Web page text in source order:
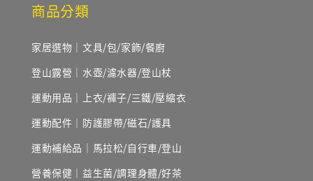
商品分類
家居選物｜文具/包/家飾/餐廚
登山露營｜水壺/濾水器/登山杖
運動用品｜上衣/褲子/三鐵/壓縮衣
運動配件｜防護膠帶/磁石/護具
運動補給品｜馬拉松/自行車/登山
營養保健｜益生菌/調理身體/好茶